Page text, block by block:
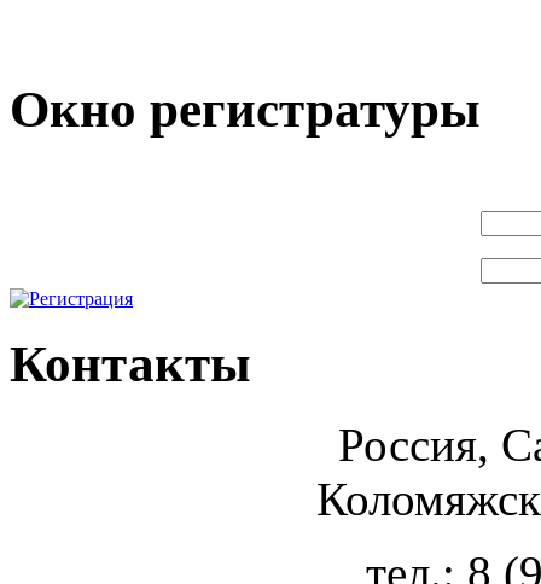
Окно регистратуры
Контакты
Россия,
тел.: 8